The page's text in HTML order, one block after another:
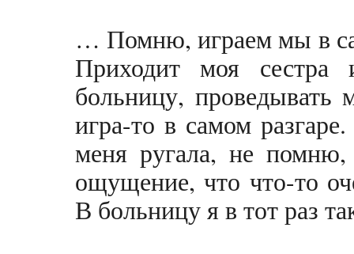
… Помню, играем мы в
Приходит моя
больницу,
игра-то в самом
меня ругала, не помню,
ощущение, что что-то
В больницу я в тот раз